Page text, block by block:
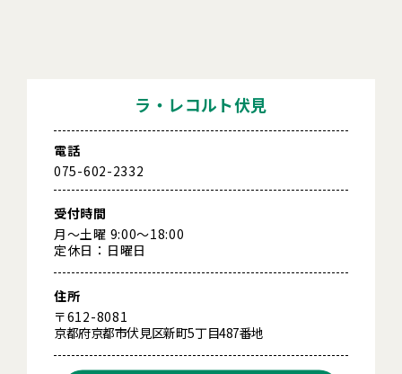
ラ・レコルト伏見
電話
075-602-2332
受付時間
月～土曜 9:00～18:00
定休日：日曜日
住所
〒612-8081
京都府京都市伏見区新町5丁目487番地